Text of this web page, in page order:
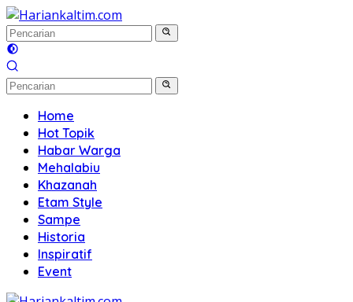
Langsung
ke
konten
Home
Hot Topik
Habar Warga
Mehalabiu
Khazanah
Etam Style
Sampe
Historia
Inspiratif
Event